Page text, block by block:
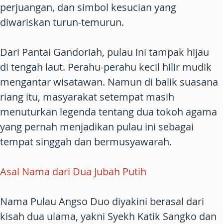
perjuangan, dan simbol kesucian yang
diwariskan turun-temurun.
Dari Pantai Gandoriah, pulau ini tampak hijau
di tengah laut. Perahu-perahu kecil hilir mudik
mengantar wisatawan. Namun di balik suasana
riang itu, masyarakat setempat masih
menuturkan legenda tentang dua tokoh agama
yang pernah menjadikan pulau ini sebagai
tempat singgah dan bermusyawarah.
Asal Nama dari Dua Jubah Putih
Nama Pulau Angso Duo diyakini berasal dari
kisah dua ulama, yakni Syekh Katik Sangko dan